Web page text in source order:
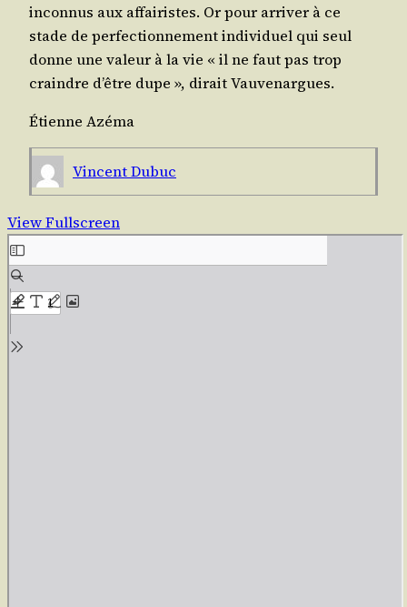
incon­nus aux affai­ristes. Or pour arri­ver à ce
stade de per­fec­tion­ne­ment indi­vi­duel qui seul
donne une valeur à la vie « il ne faut pas trop
craindre d’être dupe », dirait Vauvenargues.
Étienne Azé­ma
Vincent Dubuc
View Fullscreen